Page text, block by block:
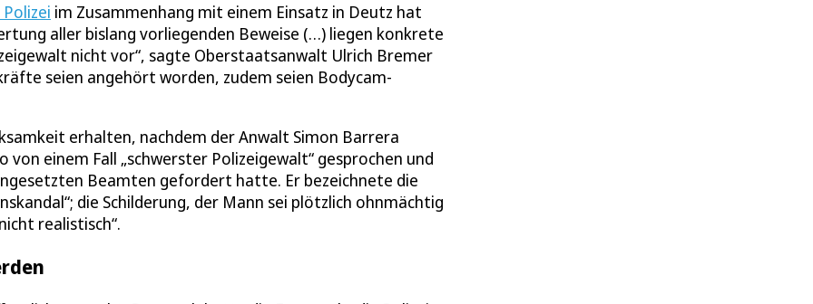
im Zusammenhang mit einem Einsatz in Deutz hat
aller bislang vorliegenden Beweise (…) liegen konkrete
nicht vor“, sagte Oberstaatsanwalt Ulrich Bremer
seien angehört worden, zudem seien Bodycam-
erhalten, nachdem der Anwalt Simon Barrera
einem Fall „schwerster Polizeigewalt“ gesprochen und
Beamten gefordert hatte. Er bezeichnete die
die Schilderung, der Mann sei plötzlich ohnmächtig
realistisch“.